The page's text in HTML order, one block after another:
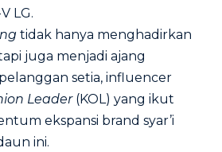
LG.
tidak hanya menghadirkan
juga menjadi ajang
setia, influencer
Leader(KOL) yang ikut
ekspansi brand syar’i
ini.